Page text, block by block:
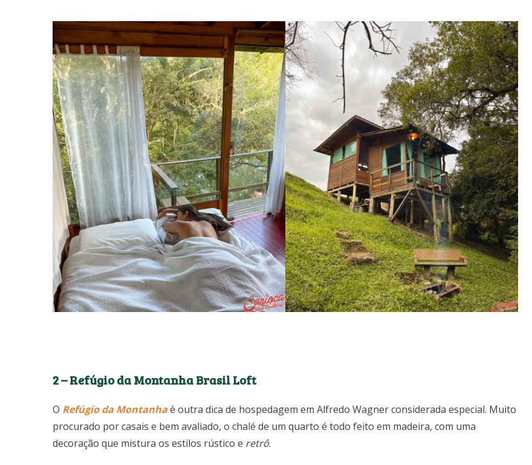
2 – Refúgio da Montanha Brasil Loft
O Refúgio da Montanhaé outra dica de hospedagem em Alfredo Wagner considerada especial. Muito
procurado por casais e bem avaliado, o chalé de um quarto é todo feito em madeira, com uma
decoração que mistura os estilos rústico e retrô.